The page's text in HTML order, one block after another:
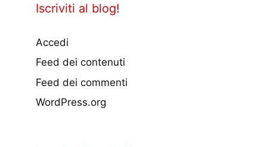
Iscriviti al blog!
Accedi
Feed dei contenuti
Feed dei commenti
WordPress.org